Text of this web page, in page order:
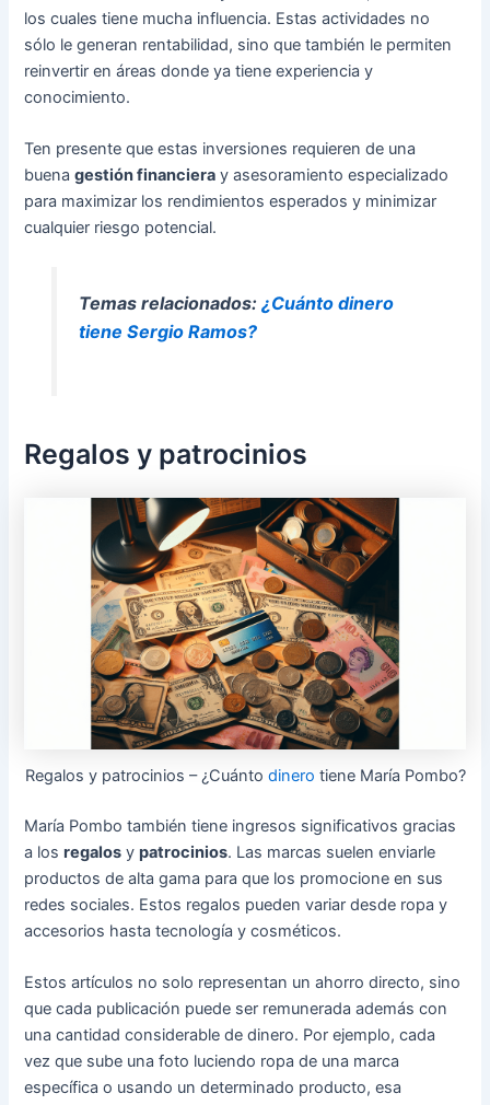
los cuales tiene mucha influencia. Estas actividades no
sólo le generan rentabilidad, sino que también le permiten
reinvertir en áreas donde ya tiene experiencia y
conocimiento.
Ten presente que estas inversiones requieren de una
buenagestión financiera y asesoramiento especializado
para maximizar los rendimientos esperados y minimizar
cualquier riesgo potencial.
Temas relacionados: ¿Cuánto dinero
tiene Sergio Ramos?
Regalos y patrocinios
Regalos y patrocinios – ¿Cuánto dinero tiene María Pombo?
María Pombo también tiene ingresos significativos gracias
a losregalos ypatrocinios. Las marcas suelen enviarle
productos de alta gama para que los promocione en sus
redes sociales. Estos regalos pueden variar desde ropa y
accesorios hasta tecnología y cosméticos.
Estos artículos no solo representan un ahorro directo, sino
que cada publicación puede ser remunerada además con
una cantidad considerable de dinero. Por ejemplo, cada
vez que sube una foto luciendo ropa de una marca
específica o usando un determinado producto, esa